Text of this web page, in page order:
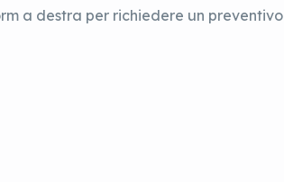
a destra per richiedere un preventivo